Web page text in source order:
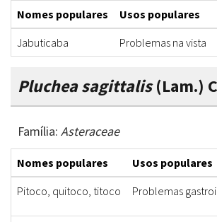
Nomes populares Usos populares
Jabuticaba
Problemas na vista
Pluchea sagittalis(Lam.)
Família: Asteraceae
Nomes populares
Usos populares
Pitoco, quitoco, titoco
Problemas